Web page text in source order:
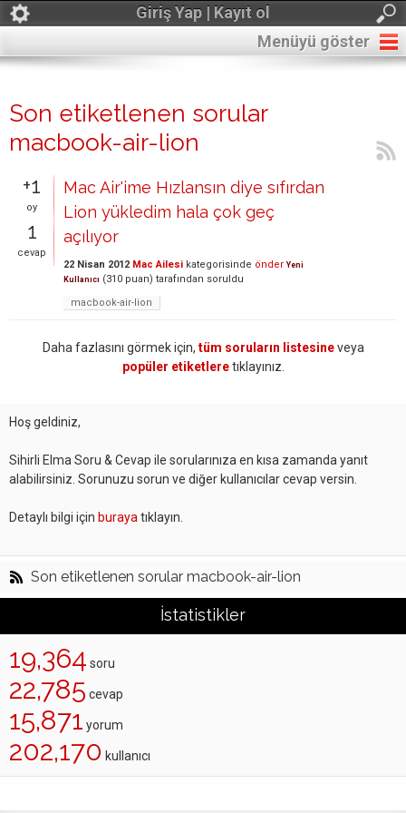
Giriş Yap | Kayıt ol
Menüyü göster
Son etiketlenen sorular
macbook-air-lion
+1
oy
1
cevap
Mac Air'ime Hızlansın diye sıfırdan
Lion yükledim hala çok geç
açılıyor
22 Nisan 2012 Mac Ailesi kategorisinde önder Yeni
Kullanıcı (310 puan) tarafından soruldu
macbook-air-lion
Daha fazlasını görmek için, tüm soruların listesineveya
popüler etiketleretıklayınız.
Hoş geldiniz,
Sihirli Elma Soru & Cevap ile sorularınıza en kısa zamanda yanıt
alabilirsiniz. Sorunuzu sorun ve diğer kullanıcılar cevap versin.
Detaylı bilgi için buraya tıklayın.
Son etiketlenen sorular macbook-air-lion
İstatistikler
19,364 soru
22,785 cevap
15,871 yorum
202,170 kullanıcı